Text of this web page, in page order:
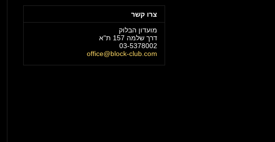
צרו קשר
מועדון הבלוק
דרך שלמה 157 ת"א
03-5378002
office@block-club.com